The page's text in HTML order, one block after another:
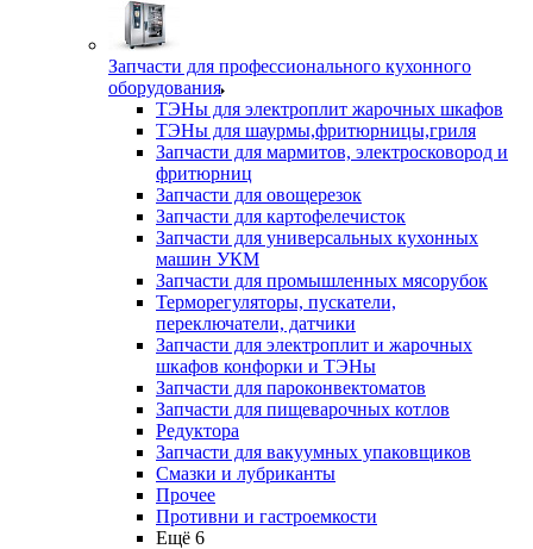
Запчасти для профессионального кухонного
оборудования
ТЭНы для электроплит жарочных шкафов
ТЭНы для шаурмы,фритюрницы,гриля
Запчасти для мармитов, электросковород и
фритюрниц
Запчасти для овощерезок
Запчасти для картофелечисток
Запчасти для универсальных кухонных
машин УКМ
Запчасти для промышленных мясорубок
Терморегуляторы, пускатели,
переключатели, датчики
Запчасти для электроплит и жарочных
шкафов конфорки и ТЭНы
Запчасти для пароконвектоматов
Запчасти для пищеварочных котлов
Редуктора
Запчасти для вакуумных упаковщиков
Смазки и лубриканты
Прочее
Противни и гастроемкости
Ещё 6